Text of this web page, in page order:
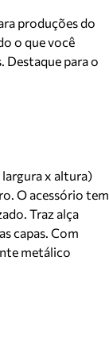
produções do
o que você
Destaque para o
x altura)
O acessório tem
Traz alça
capas. Com
metálico